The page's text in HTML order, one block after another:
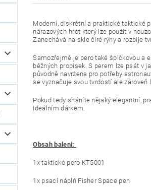
Moderní, diskrétní a praktické taktické
nárazových hrot který lze použít v
Zanechává na skle čiré rýhy a rozbije
Samozřejmě je pero také špičkovou a
běžných propisek. S perem lze psát v
původně navržena pro potřeby
se vyznačuje svou tvrdostí ale zároveň
Pokud tedy sháníte nějaký elegantní,
ideálním dárkem.
Obsah baleni:
1x taktické pero KT5001
1x psací náplň Fisher Space pen